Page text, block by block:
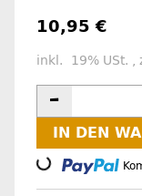
10,95 €
inkl. 19% USt. ,
IN DEN
Loading...